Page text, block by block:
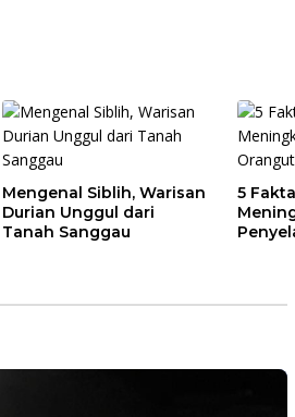
Mengenal Siblih, Warisan
Durian Unggul dari
Tanah Sanggau
5